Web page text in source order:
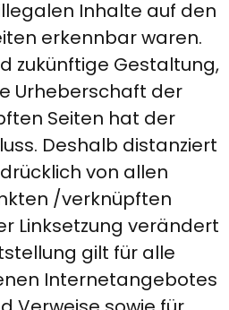
Inhalte auf den
erkennbar waren.
zukünftige Gestaltung,
Urheberschaft der
Seiten hat der
Deshalb distanziert
von allen
/verknüpften
Linksetzung verändert
gilt für alle
Internetangebotes